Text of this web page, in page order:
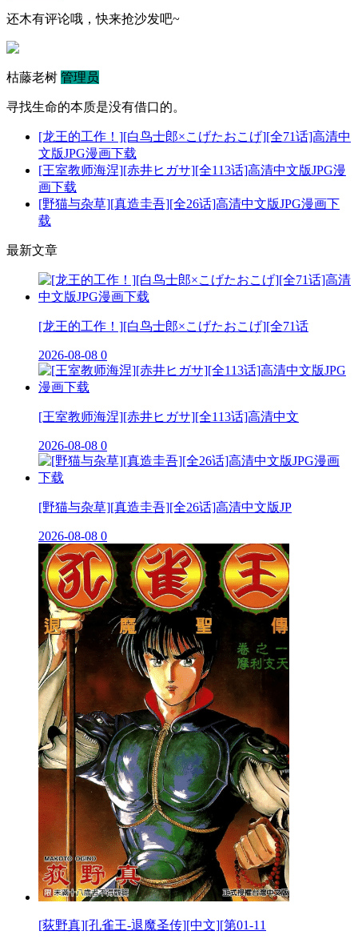
还木有评论哦，快来抢沙发吧~
枯藤老树 管理员
寻找生命的本质是没有借口的。
[龙王的工作！][白鸟士郎×こげたおこげ][全71话]高清中
文版JPG漫画下载
[王室教师海涅][赤井ヒガサ][全113话]高清中文版JPG漫
画下载
[野猫与杂草][真造圭吾][全26话]高清中文版JPG漫画下
载
最新文章
[龙王的工作！][白鸟士郎×こげたおこげ][全71话
2026-08-08 0
[王室教师海涅][赤井ヒガサ][全113话]高清中文
2026-08-08 0
[野猫与杂草][真造圭吾][全26话]高清中文版JP
2026-08-08 0
[荻野真][孔雀王-退魔圣传][中文][第01-11